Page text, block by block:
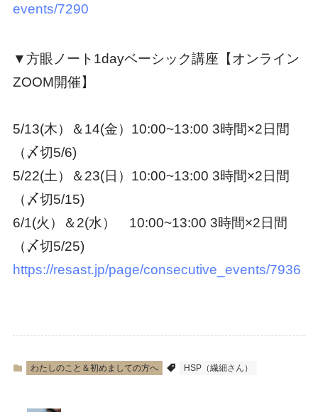
events/7290
▼方眼ノート1dayベーシック講座【オンライン
ZOOM開催】
5/13(木）＆14(金）10:00~13:00 3時間×2日間
（〆切5/6)
5/22(土）＆23(日）10:00~13:00 3時間×2日間
（〆切5/15)
6/1(火）＆2(水） 10:00~13:00 3時間×2日間
（〆切5/25)
https://resast.jp/page/consecutive_events/7936
わたしのこと＆初めましての方へ HSP（繊細さん）